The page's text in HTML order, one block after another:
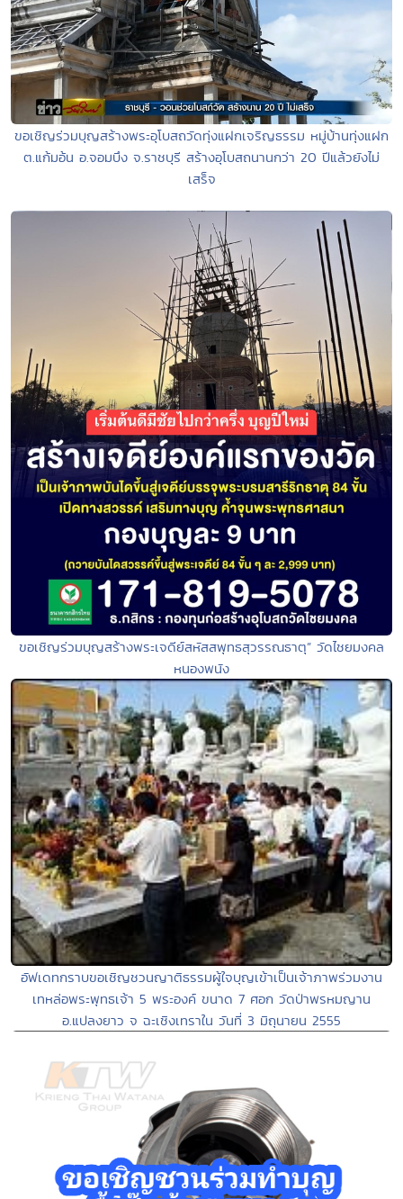
ขอเชิญร่วมบุญสร้างพระอุโบสถวัดทุ่งแฝกเจริญธรรม หมู่บ้านทุ่งแฝก
ต.แก้มอ้น อ.จอมบึง จ.ราชบุรี สร้างอุโบสถนานกว่า 20 ปีแล้วยังไม่
เสร็จ
ขอเชิญร่วมบุญสร้างพระเจดีย์สหัสสพุทธสุวรรณธาตุ” วัดไชยมงคล
หนองพนัง
อัฟเดทกราบขอเชิญชวนญาติธรรมผู้ใจบุญเข้าเป็นเจ้าภาพร่วมงาน
เทหล่อพระพุทธเจ้า 5 พระองค์ ขนาด 7 ศอก วัดป่าพรหมญาน
อ.แปลงยาว จ ฉะเชิงเทราใน วันที่ 3 มิถุนายน 2555